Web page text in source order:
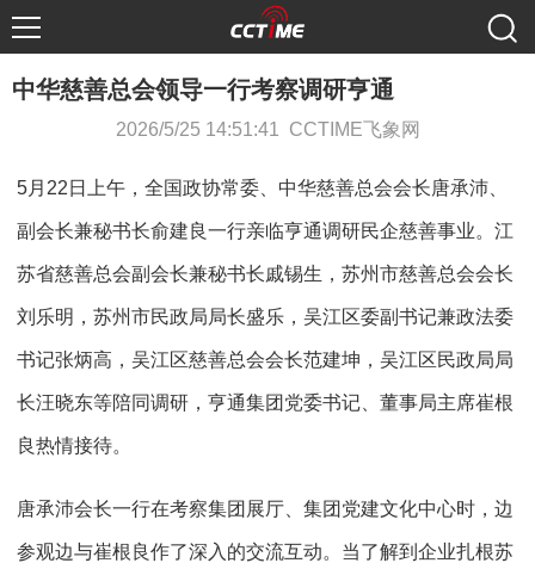
中华慈善总会领导一行考察调研亨通
2026/5/25 14:51:41 CCTIME飞象网
5月22日上午，全国政协常委、中华慈善总会会长唐承沛、
副会长兼秘书长俞建良一行亲临亨通调研民企慈善事业。江
苏省慈善总会副会长兼秘书长戚锡生，苏州市慈善总会会长
刘乐明，苏州市民政局局长盛乐，吴江区委副书记兼政法委
书记张炳高，吴江区慈善总会会长范建坤，吴江区民政局局
长汪晓东等陪同调研，亨通集团党委书记、董事局主席崔根
良热情接待。
唐承沛会长一行在考察集团展厅、集团党建文化中心时，边
参观边与崔根良作了深入的交流互动。当了解到企业扎根苏